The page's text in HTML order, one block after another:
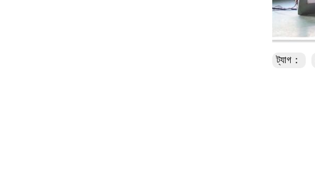
ট্যাগ：